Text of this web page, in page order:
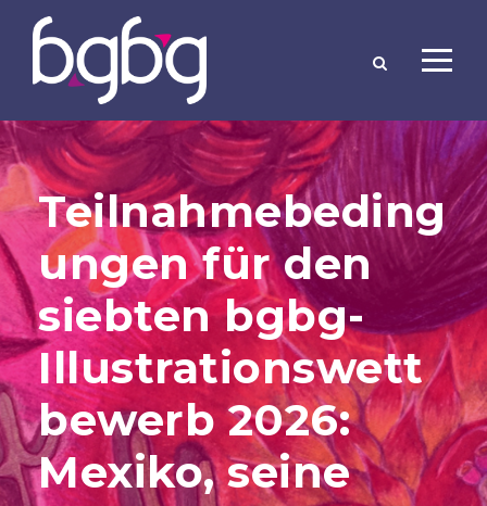
Teilnahmebeding
ungen für den
siebten bgbg-
Illustrationswett
bewerb 2026:
Mexiko, seine